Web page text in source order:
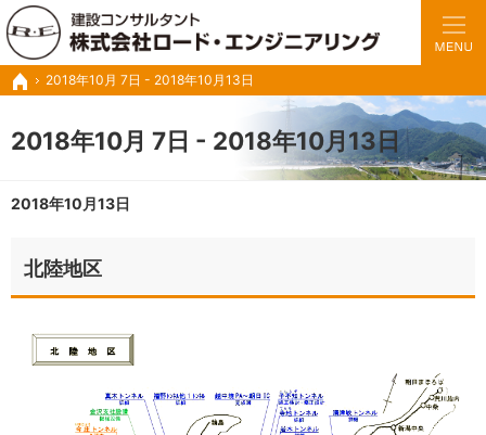
ホーム
2018年10月 7日 - 2018年10月13日
2018年10月 7日 - 2018年10月13日
豊富な実績と経験で、さまざまな業務に対応いたします。
トンネルの設計・施工管理・調査診断など建設コンサル ロードエンジニアリング
2018年10月13日
北陸地区